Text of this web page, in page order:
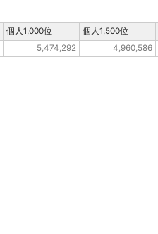
5,474,292 4,960,586
個人1,000位 個人1,500位